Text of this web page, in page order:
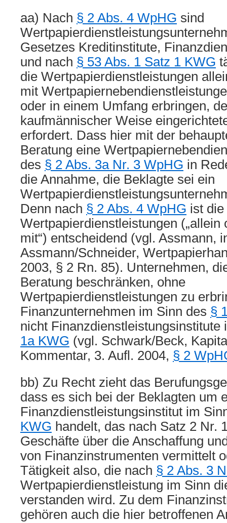
aa) Nach § 2 Abs. 4 WpHG sind
Gesetzes Kreditinstitute,
und nach § 53 Abs. 1 Satz 1 KWG
die Wertpapierdienstleistungen
mit
oder in einem Umfang erbringen,
kaufmännischer Weise
erfordert. Dass hier mit der
Beratung eine
des § 2 Abs. 3a Nr. 3 WpHG in
die Annahme, die Beklagte sei ein
Denn nach § 2 Abs. 4 WpHG ist
Wertpapierdienstleistungen („allein
mit“) entscheidend (vgl. Assmann,
Assmann/Schneider,
2003, § 2 Rn. 85). Unternehmen,
Beratung beschränken, ohne
Wertpapierdienstleistungen zu
Finanzunternehmen im Sinn des §
nicht
1a KWG (vgl. Schwark/Beck,
Kommentar, 3. Aufl. 2004, § 2
bb) Zu Recht zieht das
dass es sich bei der Beklagten um
Finanzdienstleistungsinstitut im
KWG handelt, das nach Satz 2 Nr.
Geschäfte über die Anschaffung
von Finanzinstrumenten vermittelt
Tätigkeit also, die nach § 2 Abs. 3
Wertpapierdienstleistung im Sinn
verstanden wird. Zu dem
gehören auch die hier betroffenen